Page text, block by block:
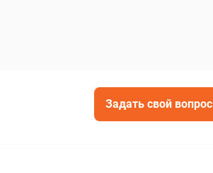
Задать свой вопрос